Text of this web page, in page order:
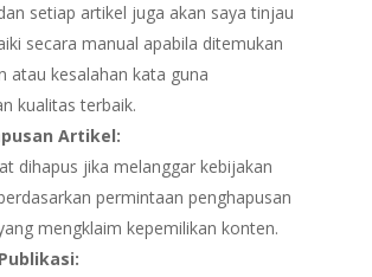
setiap artikel juga akan saya tinjau
secara manual apabila ditemukan
atau kesalahan kata guna
kualitas terbaik.
Artikel:
dihapus jika melanggar kebijakan
permintaan penghapusan
mengklaim kepemilikan konten.